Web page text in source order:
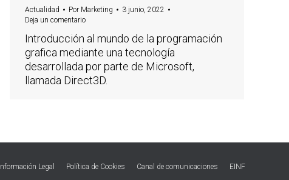
Actualidad Por Marketing
3 junio, 2022
Deja un comentario
Introducción al mundo de la programación
grafica mediante una tecnología
desarrollada por parte de Microsoft,
llamada Direct3D.
Información Legal Política de Cookies Canal de comunicaciones EINF